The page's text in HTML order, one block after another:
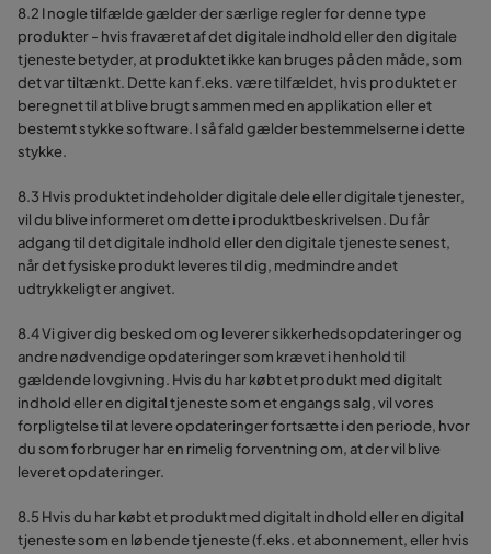
8.2 I nogle tilfælde gælder der særlige regler for denne type
produkter - hvis fraværet af det digitale indhold eller den digitale
tjeneste betyder, at produktet ikke kan bruges på den måde, som
det var tiltænkt. Dette kan f.eks. være tilfældet, hvis produktet er
beregnet til at blive brugt sammen med en applikation eller et
bestemt stykke software. I så fald gælder bestemmelserne i dette
stykke.
8.3 Hvis produktet indeholder digitale dele eller digitale tjenester,
vil du blive informeret om dette i produktbeskrivelsen. Du får
adgang til det digitale indhold eller den digitale tjeneste senest,
når det fysiske produkt leveres til dig, medmindre andet
udtrykkeligt er angivet.
8.4 Vi giver dig besked om og leverer sikkerhedsopdateringer og
andre nødvendige opdateringer som krævet i henhold til
gældende lovgivning. Hvis du har købt et produkt med digitalt
indhold eller en digital tjeneste som et engangs salg, vil vores
forpligtelse til at levere opdateringer fortsætte i den periode, hvor
du som forbruger har en rimelig forventning om, at der vil blive
leveret opdateringer.
8.5 Hvis du har købt et produkt med digitalt indhold eller en digital
tjeneste som en løbende tjeneste (f.eks. et abonnement, eller hvis